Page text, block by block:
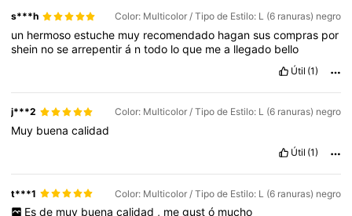
s***h Color: Multicolor / Tipo de Estilo: L (6 ranuras) negro
un hermosoestuche muy recomendado hagansuscompras por
shein nosearrepentirá ntodo loque mea llegado bello
Útil (1)
j***2 Color: Multicolor / Tipo de Estilo: L (6 ranuras) negro
Muy buenacalidad
Útil (1)
t***1 Color: Multicolor / Tipo de Estilo: L (6 ranuras) negro
Es de muy buena calidad , me gust ó mucho